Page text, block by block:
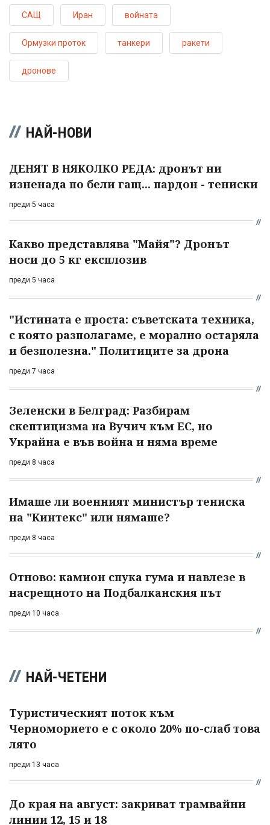
САЩ Иран войната
Ормузки проток танкери ракети
дронове
НАЙ-НОВИ
ДЕНЯТ В НЯКОЛКО РЕДА: дронът ни
изненада по бели гащ... пардон - тениски
преди 5 часа
Какво представлява "Майя"? Дронът
носи до 5 кг експлозив
преди 5 часа
"Истината е проста: съветската техника,
с която разполагаме, е морално остаряла
и безполезна." Политиците за дрона
преди 7 часа
Зеленски в Белград: Разбирам
скептицизма на Вучич към ЕС, но
Украйна е във война и няма време
преди 8 часа
Имаше ли военният министър тениска
на "Кинтекс" или нямаше?
преди 8 часа
Отново: камион спука гума и навлезе в
насрещното на Подбалканския път
преди 10 часа
НАЙ-ЧЕТЕНИ
Туристическият поток към
Черноморието е с около 20% по-слаб това
лято
преди 13 часа
До края на август: закриват трамвайни
линии 12, 15 и 18